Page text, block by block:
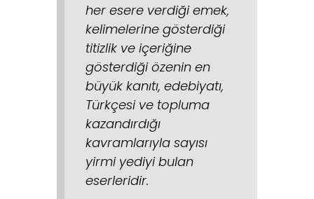
her esere verdiği emek,
kelimelerine gösterdiği
titizlik ve içeriğine
gösterdiği özenin en
büyük kanıtı, edebiyatı,
Türkçesi ve topluma
kazandırdığı
kavramlarıyla sayısı
yirmi yediyi bulan
eserleridir.